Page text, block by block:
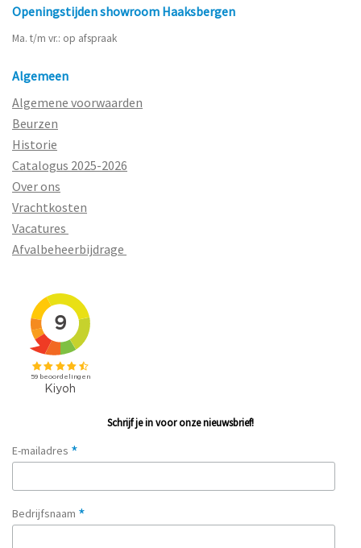
Openingstijden showroom Haaksbergen
Ma. t/m vr.: op afspraak
Algemeen
Algemene voorwaarden
Beurzen
Historie
Catalogus 2025-2026
Over ons
Vrachtkosten
Vacatures
Afvalbeheerbijdrage
Schrijf je in voor onze nieuwsbrief!
E-mailadres *
Bedrijfsnaam *